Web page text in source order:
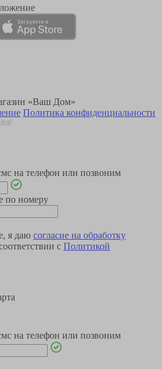
«Ваш Дом»
Политика конфиденциальности
на телефон или позвоним
по номеру
я даю согласие на обработку
с Политикой
на телефон или позвоним